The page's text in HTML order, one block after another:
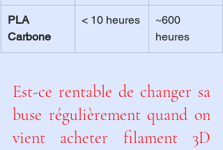
PLA
Carbone
< 10 heures
~600
heures
Est-ce rentable de changer sa
buse régulièrement quand on
vient acheter filament 3D